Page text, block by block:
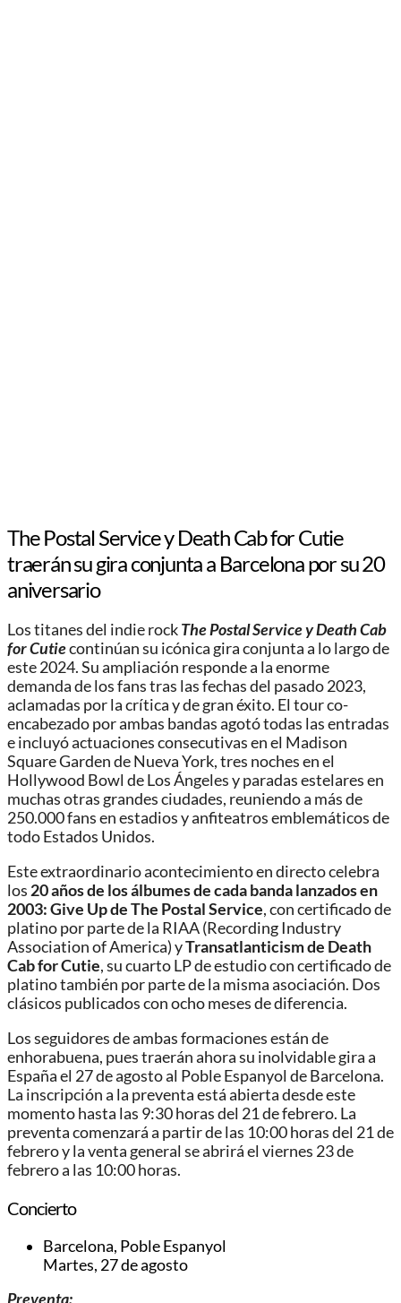
The Postal Service y Death Cab for Cutie
traerán su gira conjunta a Barcelona por su 20
aniversario
Los titanes del indie rockThe Postal Service y Death Cab
for Cutiecontinúan su icónica gira conjunta a lo largo de
este 2024. Su ampliación responde a la enorme
demanda de los fans tras las fechas del pasado 2023,
aclamadas por la crítica y de gran éxito. El tour co-
encabezado por ambas bandas agotó todas las entradas
e incluyó actuaciones consecutivas en el Madison
Square Garden de Nueva York, tres noches en el
Hollywood Bowl de Los Ángeles y paradas estelares en
muchas otras grandes ciudades, reuniendo a más de
250.000 fans en estadios y anfiteatros emblemáticos de
todo Estados Unidos.
Este extraordinario acontecimiento en directo celebra
los 20 años de los álbumes de cada banda lanzados en
2003: Give Up de The Postal Service, con certificado de
platino por parte de la RIAA (Recording Industry
Association of America) yTransatlanticism de Death
Cab for Cutie, su cuarto LP de estudio con certificado de
platino también por parte de la misma asociación. Dos
clásicos publicados con ocho meses de diferencia.
Los seguidores de ambas formaciones están de
enhorabuena, pues traerán ahora su inolvidable gira a
España el 27 de agosto al Poble Espanyol de Barcelona.
La inscripción a la preventa está abierta desde este
momento hasta las 9:30 horas del 21 de febrero. La
preventa comenzará a partir de las 10:00 horas del 21 de
febrero y la venta general se abrirá el viernes 23 de
febrero a las 10:00 horas.
Concierto
Barcelona, Poble Espanyol
Martes, 27 de agosto
Preventa: